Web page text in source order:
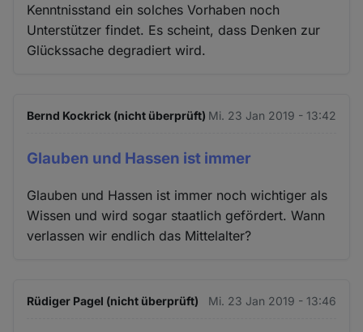
Kenntnisstand ein solches Vorhaben noch
Unterstützer findet. Es scheint, dass Denken zur
Glückssache degradiert wird.
Bernd Kockrick (nicht überprüft) Mi. 23 Jan 2019 - 13:42
Glauben und Hassen ist immer
Glauben und Hassen ist immer noch wichtiger als
Wissen und wird sogar staatlich gefördert. Wann
verlassen wir endlich das Mittelalter?
Rüdiger Pagel (nicht überprüft) Mi. 23 Jan 2019 - 13:46